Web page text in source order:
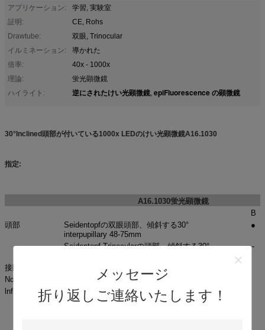
メッセージ
折り返しご連絡いたします！
アプリケーション:
学習, 実験室
証明:
CE, Rohs
Drawtube:
双眼, Trinocular
イルミネーション:
導かれた
倍率:
40x - 1000x
理論:
蛍光顕微鏡
ハイライト:
逆にされたけい光顕微鏡, epiFluorescence の顕微鏡
30°Inclined頭部が付いている1000x LEDのけい光顕微鏡A16.1030
指定:
A16.1030蛍光顕微鏡
B
頭部
Seidentopfの双眼頭部、傾斜する30°
interpupillary 48-75mm
●
Seidentopf Trinocularの頭部、傾斜する30°
-
接眼レンズ
WF10X/18mm
Nosepiece
後方の四倍のNosepiece
lnfinityの目的
半計画無色4X
半計画無色10X